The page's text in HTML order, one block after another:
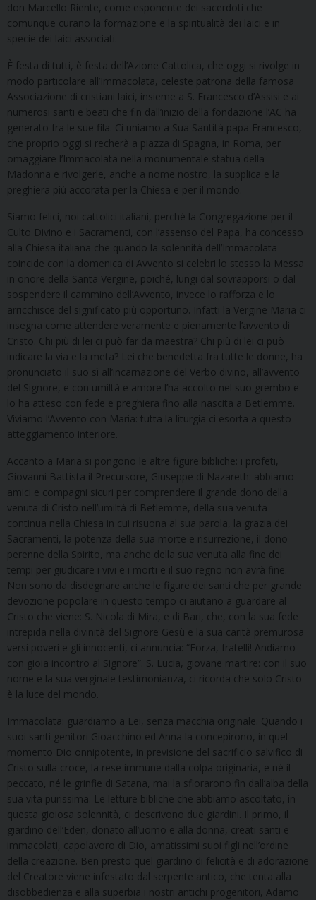
don Marcello Riente, come esponente dei sacerdoti che
comunque curano la formazione e la spiritualità dei laici e in
specie dei laici associati.
È festa di tutti, è festa dell’Azione Cattolica, che oggi si rivolge in
modo particolare all’Immacolata, celeste patrona della famosa
Associazione di cristiani laici, insieme a S. Francesco d’Assisi e ai
numerosi santi e beati che fin dall’inizio della fondazione l’AC ha
generato fra le sue fila. Ci uniamo a Sua Santità papa Francesco,
che proprio oggi si recherà a piazza di Spagna, in Roma, per
omaggiare l’Immacolata nella monumentale statua della
Madonna e rivolgerle, anche a nome nostro, la supplica e la
preghiera più accorata per la Chiesa e per il mondo.
Siamo felici, noi cattolici italiani, perché la Congregazione per il
Culto Divino e i Sacramenti, con l’assenso del Papa, ha concesso
alla Chiesa italiana che quando la solennità dell’Immacolata
coincide con la domenica di Avvento si celebri lo stesso la Messa
in onore della Santa Vergine, poiché, lungi dal sovrapporsi o dal
sospendere il cammino dell’Avvento, invece lo rafforza e lo
arricchisce del significato più opportuno. Infatti la Vergine Maria ci
insegna come attendere veramente e pienamente l’avvento di
Cristo. Chi più di lei ci può far da maestra? Chi più di lei ci può
indicare la via e la meta? Lei che benedetta fra tutte le donne, ha
pronunciato il suo sì all’incarnazione del Verbo divino, all’avvento
del Signore, e con umiltà e amore l’ha accolto nel suo grembo e
lo ha atteso con fede e preghiera fino alla nascita a Betlemme.
Viviamo l’Avvento con Maria: tutta la liturgia ci esorta a questo
atteggiamento interiore.
Accanto a Maria si pongono le altre figure bibliche: i profeti,
Giovanni Battista il Precursore, Giuseppe di Nazareth: abbiamo
amici e compagni sicuri per comprendere il grande dono della
venuta di Cristo nell’umiltà di Betlemme, della sua venuta
continua nella Chiesa in cui risuona al sua parola, la grazia dei
Sacramenti, la potenza della sua morte e risurrezione, il dono
perenne della Spirito, ma anche della sua venuta alla fine dei
tempi per giudicare i vivi e i morti e il suo regno non avrà fine.
Non sono da disdegnare anche le figure dei santi che per grande
devozione popolare in questo tempo ci aiutano a guardare al
Cristo che viene: S. Nicola di Mira, e di Bari, che, con la sua fede
intrepida nella divinità del Signore Gesù e la sua carità premurosa
versi poveri e gli innocenti, ci annuncia: “Forza, fratelli! Andiamo
con gioia incontro al Signore”. S. Lucia, giovane martire: con il suo
nome e la sua verginale testimonianza, ci ricorda che solo Cristo
è la luce del mondo.
Immacolata: guardiamo a Lei, senza macchia originale. Quando i
suoi santi genitori Gioacchino ed Anna la concepirono, in quel
momento Dio onnipotente, in previsione del sacrificio salvifico di
Cristo sulla croce, la rese immune dalla colpa originaria, e né il
peccato, né le grinfie di Satana, mai la sfiorarono fin dall’alba della
sua vita purissima. Le letture bibliche che abbiamo ascoltato, in
questa gioiosa solennità, ci descrivono due giardini. Il primo, il
giardino dell’Eden, donato all’uomo e alla donna, creati santi e
immacolati, capolavoro di Dio, amatissimi suoi figli nell’ordine
della creazione. Ben presto quel giardino di felicità e di adorazione
del Creatore viene infestato dal serpente antico, che tenta alla
disobbedienza e alla superbia i nostri antichi progenitori, Adamo